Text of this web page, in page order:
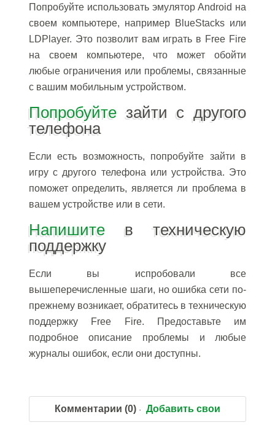
Попробуйте использовать эмулятор Android на
своем компьютере, например BlueStacks или
LDPlayer. Это позволит вам играть в Free Fire
на своем компьютере, что может обойти
любые ограничения или проблемы, связанные
с вашим мобильным устройством.
Попробуйтезайти с другого
телефона
Если есть возможность, попробуйте зайти в
игру с другого телефона или устройства. Это
поможет определить, является ли проблема в
вашем устройстве или в сети.
Напишитев техническую
поддержку
Если вы испробовали все
вышеперечисленные шаги, но ошибка сети по-
прежнему возникает, обратитесь в техническую
поддержку Free Fire. Предоставьте им
подробное описание проблемы и любые
журналы ошибок, если они доступны.
Комментарии (0) Добавить свои